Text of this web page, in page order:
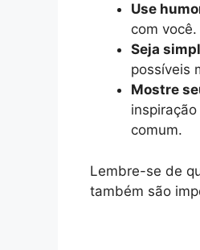
Use
com
Seja
possíveis
Mostre
comum.
Lembre-se de
também são